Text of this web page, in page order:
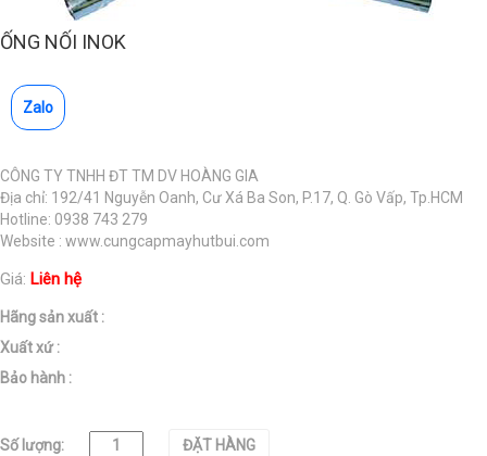
ỐNG NỐI INOK
Zalo
CÔNG TY TNHH ĐT TM DV HOÀNG GIA
Địa chỉ: 192/41 Nguyễn Oanh, Cư Xá Ba Son, P.17, Q. Gò Vấp, Tp.HCM
Hotline: 0938 743 279
Website : www.cungcapmayhutbui.com
Giá: Liên hệ
Hãng sản xuất :
Xuất xứ :
Bảo hành :
Số lượng: ĐẶT HÀNG